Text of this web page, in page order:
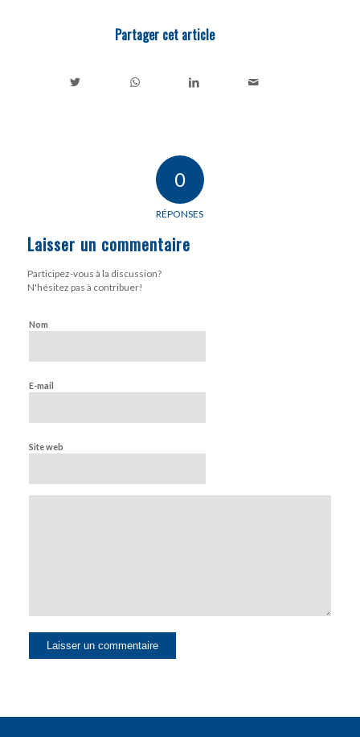
Partager cet article
0
RÉPONSES
Laisser un commentaire
Participez-vous à la discussion?
N'hésitez pas à contribuer!
Nom
E-mail
Site web